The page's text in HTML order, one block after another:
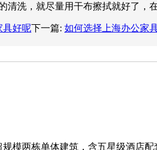
清洗，就尽量用干布擦拭就好了，
具好呢下一篇: 如何选择上海办公家
模两栋单体建筑，含五星级酒店